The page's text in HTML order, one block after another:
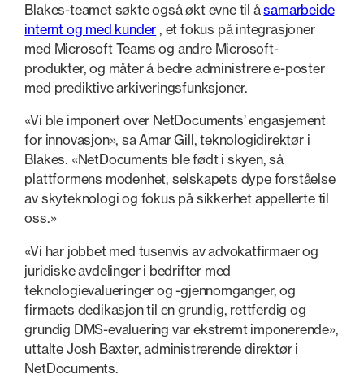
Blakes-teamet søkte også økt evne til åsamarbeide
internt og med kunder , et fokus på integrasjoner
med Microsoft Teams og andre Microsoft-
produkter, og måter å bedre administrere e-poster
med prediktive arkiveringsfunksjoner.
«Vi ble imponert over NetDocuments’ engasjement
for innovasjon», sa Amar Gill, teknologidirektør i
Blakes. «NetDocuments ble født i skyen, så
plattformens modenhet, selskapets dype forståelse
av skyteknologi og fokus på sikkerhet appellerte til
oss.»
«Vi har jobbet med tusenvis av advokatfirmaer og
juridiske avdelinger i bedrifter med
teknologievalueringer og -gjennomganger, og
firmaets dedikasjon til en grundig, rettferdig og
grundig DMS-evaluering var ekstremt imponerende»,
uttalte Josh Baxter, administrerende direktør i
NetDocuments.